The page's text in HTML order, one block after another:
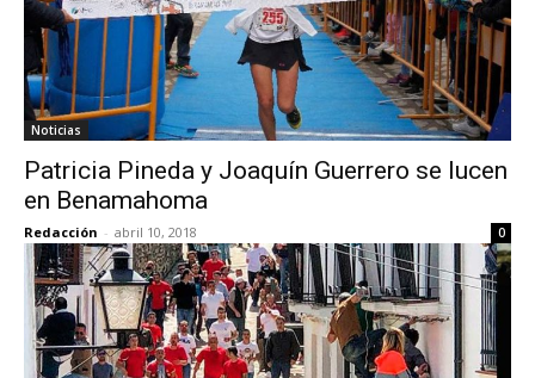
Noticias
Patricia Pineda y Joaquín Guerrero se lucen
en Benamahoma
Redacción - abril 10, 2018 0